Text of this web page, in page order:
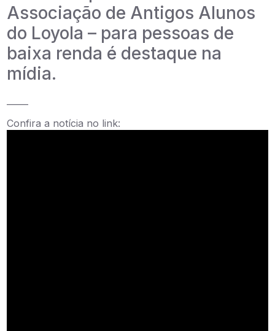
Associação de Antigos Alunos
do Loyola – para pessoas de
baixa renda é destaque na
mídia.
Confira a notícia no link: